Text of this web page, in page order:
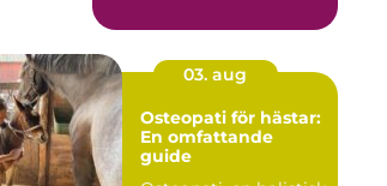
03. aug
Osteopati för hästar:
En omfattande
guide